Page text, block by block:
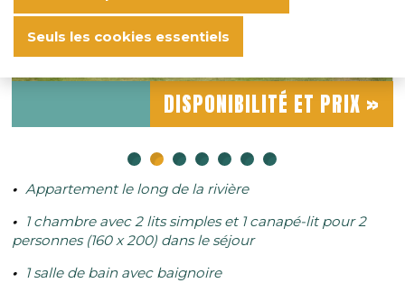
DISPONIBILITÉ ET PRIX »
Appartement le long de la rivière
1 chambre avec 2 lits simples et 1 canapé-lit pour 2
personnes (160 x 200) dans le séjour
1 salle de bain avec baignoire
Seuls les cookies essentiels